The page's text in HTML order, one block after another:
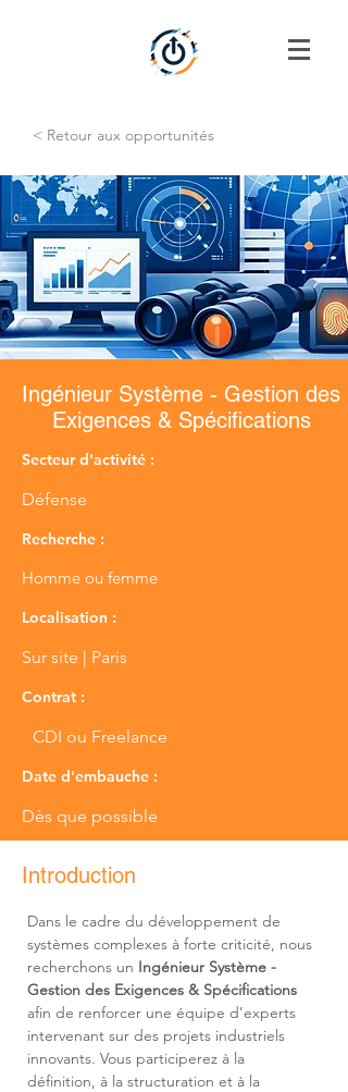
< Retour aux opportunités
Ingénieur Système - Gestion des
Exigences & Spécifications
Secteur d'activité :
Défense
Recherche :
Homme ou femme
Localisation :
Sur site | Paris
Contrat :
CDI ou Freelance
Date d'embauche :
Dès que possible
Introduction
Dans le cadre du développement de
systèmes complexes à forte criticité, nous
recherchons un Ingénieur Système -
Gestion des Exigences & Spécifications
afin de renforcer une équipe d’experts
intervenant sur des projets industriels
innovants. Vous participerez à la
définition, à la structuration et à la